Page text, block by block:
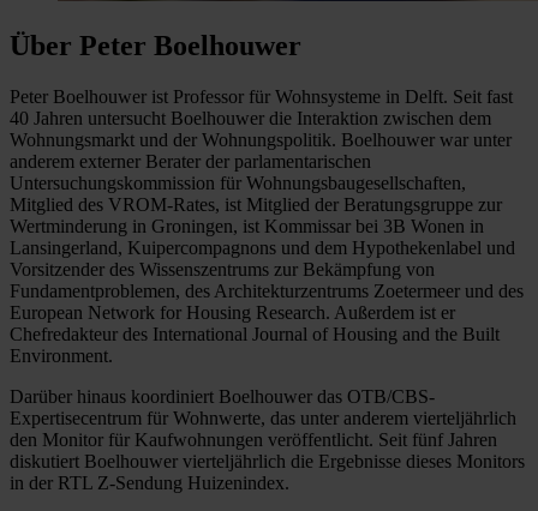
Über Peter Boelhouwer
Peter Boelhouwer ist Professor für Wohnsysteme in Delft. Seit fast
40 Jahren untersucht Boelhouwer die Interaktion zwischen dem
Wohnungsmarkt und der Wohnungspolitik. Boelhouwer war unter
anderem externer Berater der parlamentarischen
Untersuchungskommission für Wohnungsbaugesellschaften,
Mitglied des VROM-Rates, ist Mitglied der Beratungsgruppe zur
Wertminderung in Groningen, ist Kommissar bei 3B Wonen in
Lansingerland, Kuipercompagnons und dem Hypothekenlabel und
Vorsitzender des Wissenszentrums zur Bekämpfung von
Fundamentproblemen, des Architekturzentrums Zoetermeer und des
European Network for Housing Research. Außerdem ist er
Chefredakteur des International Journal of Housing and the Built
Environment.
Darüber hinaus koordiniert Boelhouwer das OTB/CBS-
Expertisecentrum für Wohnwerte, das unter anderem vierteljährlich
den Monitor für Kaufwohnungen veröffentlicht. Seit fünf Jahren
diskutiert Boelhouwer vierteljährlich die Ergebnisse dieses Monitors
in der RTL Z-Sendung Huizenindex.